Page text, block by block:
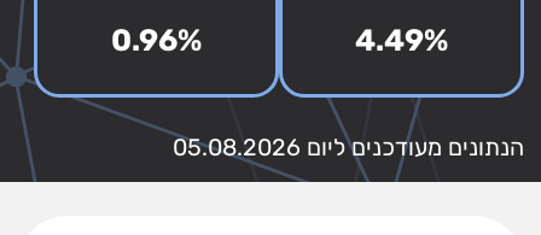
4.49%
0.96%
הנתונים מעודכנים ליום 05.08.2026